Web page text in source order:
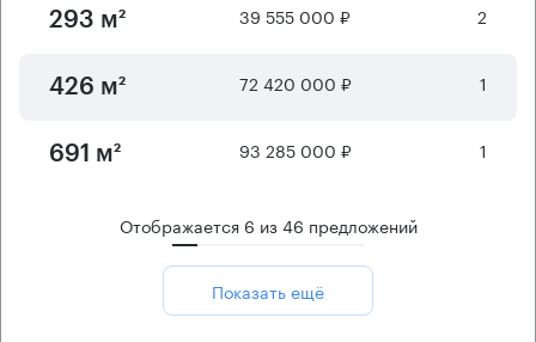
293 м² 39 555 000 ₽ 2
426 м² 72 420 000 ₽ 1
691 м² 93 285 000 ₽ 1
Отображается 6 из46 предложений
Показать ещё